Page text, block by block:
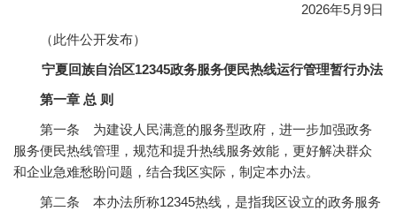
2026年5月9日
（此件公开发布）
宁夏回族自治区12345政务服务便民热线运行管理暂行办法
第一章 总 则
第一条 为建设人民满意的服务型政府，进一步加强政务
服务便民热线管理，规范和提升热线服务效能，更好解决群众
和企业急难愁盼问题，结合我区实际，制定本办法。
第二条 本办法所称12345热线，是指我区设立的政务服务